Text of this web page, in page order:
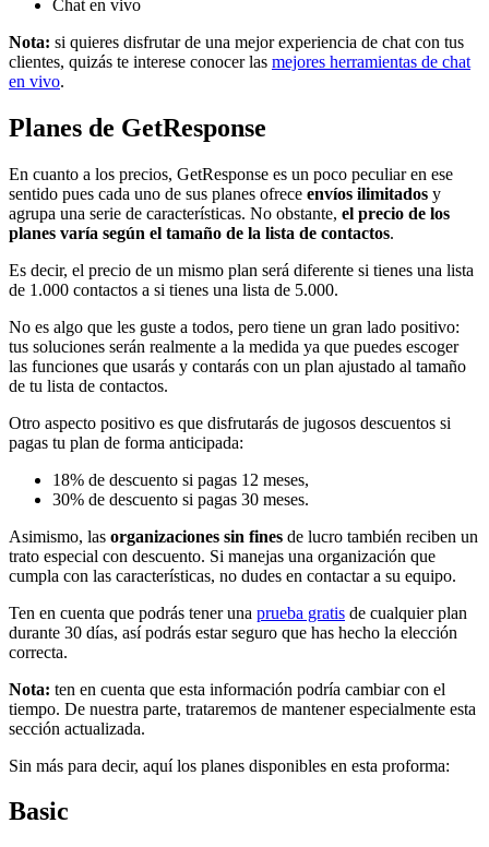
Chat en vivo
Nota: si quieres disfrutar de una mejor experiencia de chat con tus
clientes, quizás te interese conocer las mejores herramientas de chat
en vivo.
Planes de GetResponse
En cuanto a los precios, GetResponse es un poco peculiar en ese
sentido pues cada uno de sus planes ofrece envíos ilimitados y
agrupa una serie de características. No obstante, el precio de los
planes varía según el tamaño de la lista de contactos.
Es decir, el precio de un mismo plan será diferente si tienes una lista
de 1.000 contactos a si tienes una lista de 5.000.
No es algo que les guste a todos, pero tiene un gran lado positivo:
tus soluciones serán realmente a la medida ya que puedes escoger
las funciones que usarás y contarás con un plan ajustado al tamaño
de tu lista de contactos.
Otro aspecto positivo es que disfrutarás de jugosos descuentos si
pagas tu plan de forma anticipada:
18% de descuento si pagas 12 meses,
30% de descuento si pagas 30 meses.
Asimismo, las organizaciones sin fines de lucro también reciben un
trato especial con descuento. Si manejas una organización que
cumpla con las características, no dudes en contactar a su equipo.
Ten en cuenta que podrás tener una prueba gratis de cualquier plan
durante 30 días, así podrás estar seguro que has hecho la elección
correcta.
Nota: ten en cuenta que esta información podría cambiar con el
tiempo. De nuestra parte, trataremos de mantener especialmente esta
sección actualizada.
Sin más para decir, aquí los planes disponibles en esta proforma:
Basic